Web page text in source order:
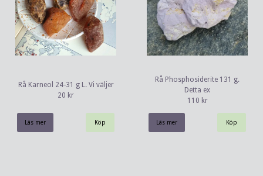
Rå Karneol 24-31 g L. Vi väljer
20 kr
Läs mer
Rå Phosphosiderite 131 g.
Detta ex
110 kr
Läs mer